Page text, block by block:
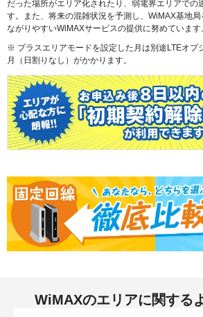
だった場所がエリア化されたり、弱電界エリアでの
す。また、将来の混雑状況を予測し、WiMAX基地
ながりやすいWiMAXサービスの提供に努めています
※ プラスエリアモードを設定した月は別途LTEオプ
月（日割りなし）がかかります。
WiMAXのエリアに関する